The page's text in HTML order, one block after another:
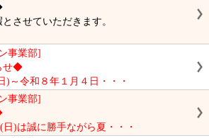
させていただきます。
事業部]
せ◆
)～令和８年１月４日・・・
事業部]
)は誠に勝手ながら夏・・・